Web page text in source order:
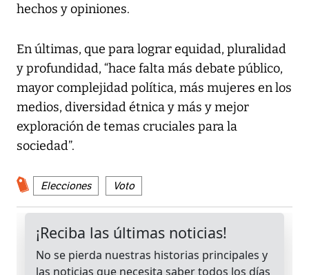
hechos y opiniones.
En últimas, que para lograr equidad, pluralidad
y profundidad, “hace falta más debate público,
mayor complejidad política, más mujeres en los
medios, diversidad étnica y más y mejor
exploración de temas cruciales para la
sociedad”.
Elecciones Voto